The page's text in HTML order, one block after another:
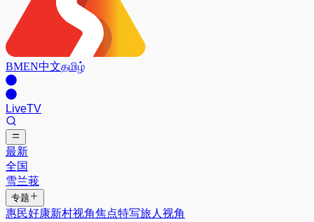
BMEN中文தமிழ்
LiveTV
最新
全国
雪兰莪
专题
惠民好康新村视角焦点特写旅人视角